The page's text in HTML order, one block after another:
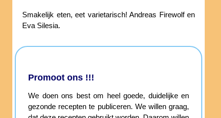
Smakelijk eten, eet varietarisch! Andreas Firewolf en
Eva Silesia.
Promoot ons !!!
We doen ons best om heel goede, duidelijke en
gezonde recepten te publiceren. We willen graag,